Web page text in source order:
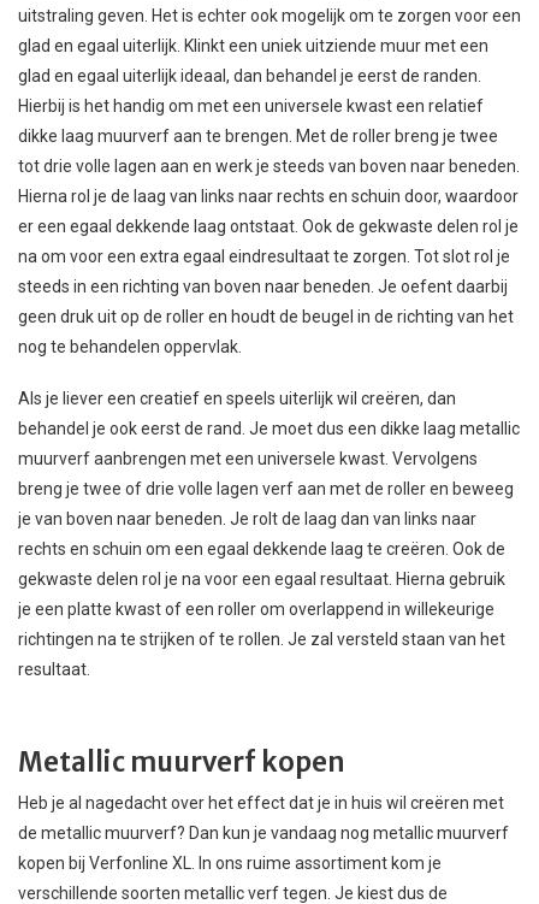
uitstraling geven. Het is echter ook mogelijk om te zorgen voor een
glad en egaal uiterlijk. Klinkt een uniek uitziende muur met een
glad en egaal uiterlijk ideaal, dan behandel je eerst de randen.
Hierbij is het handig om met een universele kwast een relatief
dikke laag muurverf aan te brengen. Met de roller breng je twee
tot drie volle lagen aan en werk je steeds van boven naar beneden.
Hierna rol je de laag van links naar rechts en schuin door, waardoor
er een egaal dekkende laag ontstaat. Ook de gekwaste delen rol je
na om voor een extra egaal eindresultaat te zorgen. Tot slot rol je
steeds in een richting van boven naar beneden. Je oefent daarbij
geen druk uit op de roller en houdt de beugel in de richting van het
nog te behandelen oppervlak.
Als je liever een creatief en speels uiterlijk wil creëren, dan
behandel je ook eerst de rand. Je moet dus een dikke laag metallic
muurverf aanbrengen met een universele kwast. Vervolgens
breng je twee of drie volle lagen verf aan met de roller en beweeg
je van boven naar beneden. Je rolt de laag dan van links naar
rechts en schuin om een egaal dekkende laag te creëren. Ook de
gekwaste delen rol je na voor een egaal resultaat. Hierna gebruik
je een platte kwast of een roller om overlappend in willekeurige
richtingen na te strijken of te rollen. Je zal versteld staan van het
resultaat.
Metallic muurverf kopen
Heb je al nagedacht over het effect dat je in huis wil creëren met
de metallic muurverf? Dan kun je vandaag nog metallic muurverf
kopen bij Verfonline XL. In ons ruime assortiment kom je
verschillende soorten metallic verf tegen. Je kiest dus de